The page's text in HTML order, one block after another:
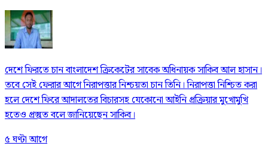
দেশে ফিরতে চান বাংলাদেশ ক্রিকেটের সাবেক অধিনায়ক সাকিব আল হাসান।
তবে সেই ফেরার আগে নিরাপত্তার নিশ্চয়তা চান তিনি। নিরাপত্তা নিশ্চিত করা
হলে দেশে ফিরে আদালতের বিচারসহ যেকোনো আইনি প্রক্রিয়ার মুখোমুখি
হতেও প্রস্তুত বলে জানিয়েছেন সাকিব।
৫ ঘণ্টা আগে